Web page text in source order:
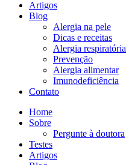
Artigos
Blog
Alergia na pele
Dicas e receitas
Alergia respiratória
Prevenção
Alergia alimentar
Imunodeficiência
Contato
Home
Sobre
Pergunte à doutora
Testes
Artigos